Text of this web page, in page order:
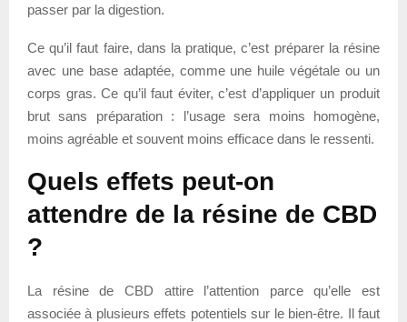
passer par la digestion.
Ce qu’il faut faire, dans la pratique, c’est préparer la résine
avec une base adaptée, comme une huile végétale ou un
corps gras. Ce qu’il faut éviter, c’est d’appliquer un produit
brut sans préparation : l’usage sera moins homogène,
moins agréable et souvent moins efficace dans le ressenti.
Quels effets peut-on
attendre de la résine de CBD
?
La résine de CBD attire l’attention parce qu’elle est
associée à plusieurs effets potentiels sur le bien-être. Il faut